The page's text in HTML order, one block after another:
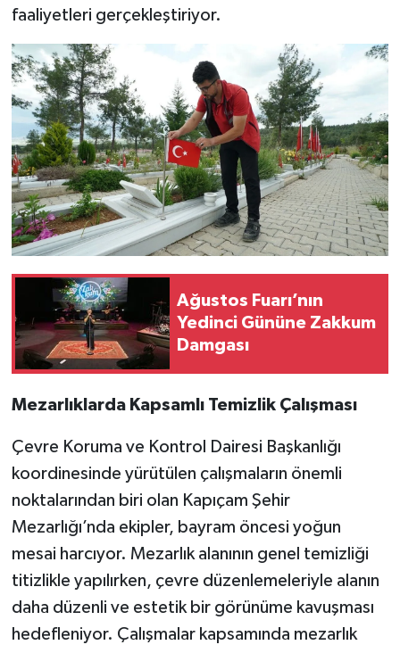
faaliyetleri gerçekleştiriyor.
Ağustos Fuarı’nın
Yedinci Gününe Zakkum
Damgası
Mezarlıklarda Kapsamlı Temizlik Çalışması
Çevre Koruma ve Kontrol Dairesi Başkanlığı
koordinesinde yürütülen çalışmaların önemli
noktalarından biri olan Kapıçam Şehir
Mezarlığı’nda ekipler, bayram öncesi yoğun
mesai harcıyor. Mezarlık alanının genel temizliği
titizlikle yapılırken, çevre düzenlemeleriyle alanın
daha düzenli ve estetik bir görünüme kavuşması
hedefleniyor. Çalışmalar kapsamında mezarlık